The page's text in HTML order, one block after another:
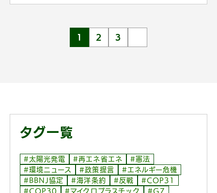
1 2 3
タグ一覧
#太陽光発電 #再エネ省エネ
#憲法
#環境ニュース
#政策提言
#エネルギー危機
#BBNJ協定
#海洋条約 #反戦
#COP31
#COP30
#マイクロプラスチック #G7